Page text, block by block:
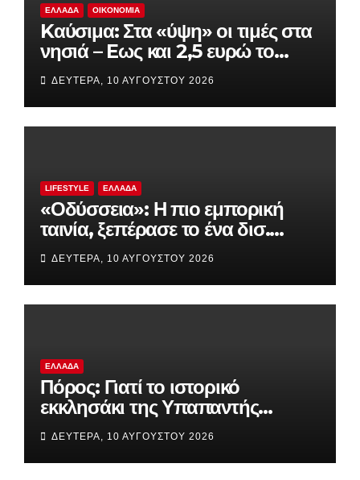
ΕΛΛΆΔΑ ΟΙΚΟΝΟΜΊΑ
Kαύσιμα: Στα «ύψη» οι τιμές στα
νησιά – Eως και 2,5 ευρώ το
λίτρο
ΔΕΥΤΈΡΑ, 10 ΑΥΓΟΎΣΤΟΥ 2026
LIFESTYLE ΕΛΛΆΔΑ
«Οδύσσεια»: Η πιο εμπορική
ταινία, ξεπέρασε το ένα δισ.
δολάρια
ΔΕΥΤΈΡΑ, 10 ΑΥΓΟΎΣΤΟΥ 2026
ΕΛΛΆΔΑ
Πόρος: Γιατί το ιστορικό
εκκλησάκι της Υπαπαντής
παραμένει καμένο;
ΔΕΥΤΈΡΑ, 10 ΑΥΓΟΎΣΤΟΥ 2026